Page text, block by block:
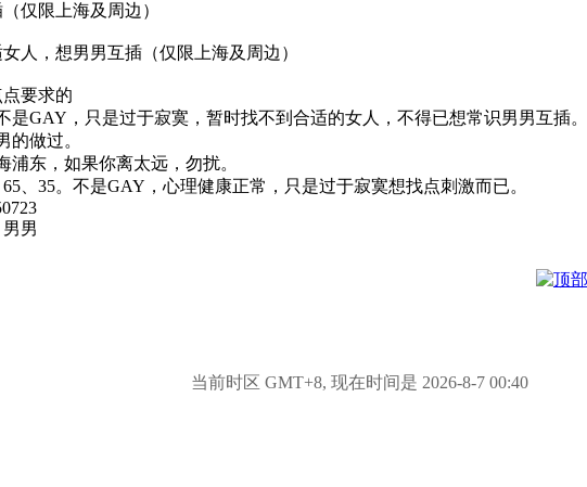
仅限上海及周边）
人，想男男互插（仅限上海及周边）
要求的
是GAY，只是过于寂寞，暂时找不到合适的女人，不得已想常识男男互插。
的做过。
浦东，如果你离太远，勿扰。
65、35。不是GAY，心理健康正常，只是过于寂寞想找点刺激而已。
男
当前时区 GMT+8, 现在时间是 2026-8-7 00:40